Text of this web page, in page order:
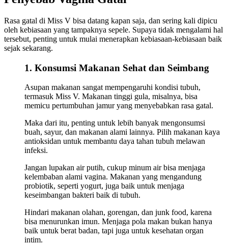
Rasa gatal di Miss V bisa datang kapan saja, dan sering kali dipicu
oleh kebiasaan yang tampaknya sepele. Supaya tidak mengalami hal
tersebut, penting untuk mulai menerapkan kebiasaan-kebiasaan baik
sejak sekarang.
1. Konsumsi Makanan Sehat dan Seimbang
Asupan makanan sangat mempengaruhi kondisi tubuh,
termasuk Miss V. Makanan tinggi gula, misalnya, bisa
memicu pertumbuhan jamur yang menyebabkan rasa gatal.
Maka dari itu, penting untuk lebih banyak mengonsumsi
buah, sayur, dan makanan alami lainnya. Pilih makanan kaya
antioksidan untuk membantu daya tahan tubuh melawan
infeksi.
Jangan lupakan air putih, cukup minum air bisa menjaga
kelembaban alami vagina. Makanan yang mengandung
probiotik, seperti yogurt, juga baik untuk menjaga
keseimbangan bakteri baik di tubuh.
Hindari makanan olahan, gorengan, dan junk food, karena
bisa menurunkan imun. Menjaga pola makan bukan hanya
baik untuk berat badan, tapi juga untuk kesehatan organ
intim.